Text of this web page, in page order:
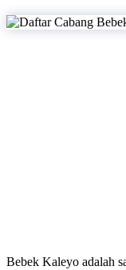
Bebek Kaleyo adalah